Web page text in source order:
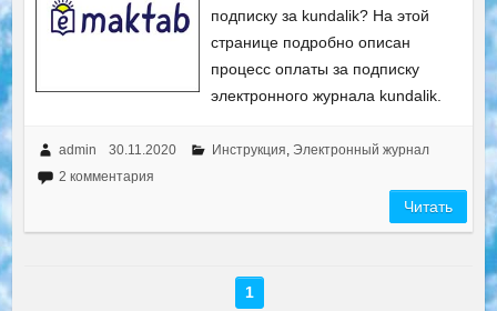
подписку за kundalik? На этой
странице подробно описан
процесс оплаты за подписку
электронного журнала kundalik.
admin 30.11.2020 Инструкция, Электронный журнал
2 комментария
Читать
1